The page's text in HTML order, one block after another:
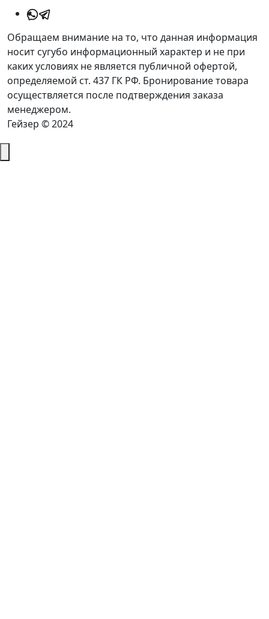
Обращаем внимание на то, что данная информация
носит сугубо информационный характер и не при
каких условиях не является публичной офертой,
определяемой ст. 437 ГК РФ. Бронирование товара
осуществляется после подтверждения заказа
менеджером.
Гейзер © 2024